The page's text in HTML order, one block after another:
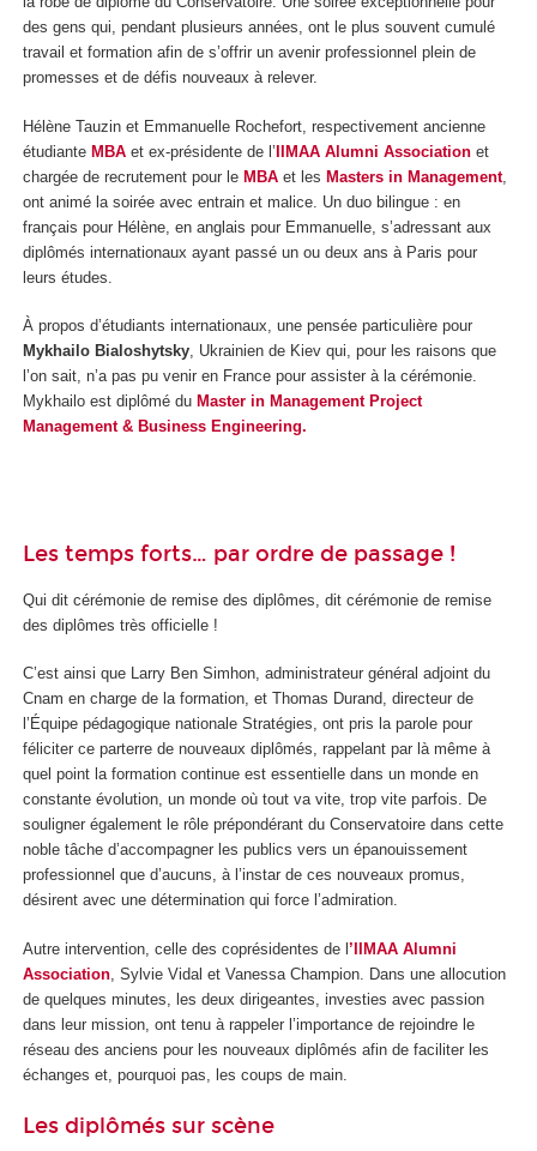
des gens qui, pendant plusieurs années, ont le plus souvent cumulé
travail et formation afin de s’offrir un avenir professionnel plein de
promesses et de défis nouveaux à relever.
Hélène Tauzin et Emmanuelle Rochefort, respectivement ancienne
étudiante MBA et ex-présidente de l’IIMAA Alumni Association et
chargée de recrutement pour le MBA et les Masters in Management,
ont animé la soirée avec entrain et malice. Un duo bilingue : en
français pour Hélène, en anglais pour Emmanuelle, s’adressant aux
diplômés internationaux ayant passé un ou deux ans à Paris pour
leurs études.
À propos d’étudiants internationaux, une pensée particulière pour
Mykhailo​ Bialoshytsky, Ukrainien de Kiev qui, pour les raisons que
l’on sait, n’a pas pu venir en France pour assister à la cérémonie.
Mykhailo est diplômé du Master in Management Project
Management & Business Engineering.
Les temps forts… par ordre de passage !
Qui dit cérémonie de remise des diplômes, dit cérémonie de remise
des diplômes très officielle !
C’est ainsi que Larry Ben Simhon, administrateur général adjoint du
Cnam en charge de la formation, et Thomas Durand, directeur de
l’Équipe pédagogique nationale Stratégies, ont pris la parole pour
féliciter ce parterre de nouveaux diplômés, rappelant par là même à
quel point la formation continue est essentielle dans un monde en
constante évolution, un monde où tout va vite, trop vite parfois. De
souligner également le rôle prépondérant du Conservatoire dans cette
noble tâche d’accompagner les publics vers un épanouissement
professionnel que d’aucuns, à l’instar de ces nouveaux promus,
désirent avec une détermination qui force l’admiration.
Autre intervention, celle des coprésidentes de l ’IIMAA Alumni
Association , Sylvie Vidal et Vanessa Champion. Dans une allocution
de quelques minutes, les deux dirigeantes, investies avec passion
dans leur mission, ont tenu à rappeler l’importance de rejoindre le
réseau des anciens pour les nouveaux diplômés afin de faciliter les
échanges et, pourquoi pas, les coups de main.
Les diplômés sur scène